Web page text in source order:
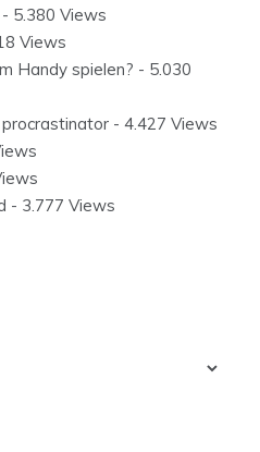
- 5.380 Views
Views
Handy spielen? - 5.030
- 4.427 Views
- 3.777 Views